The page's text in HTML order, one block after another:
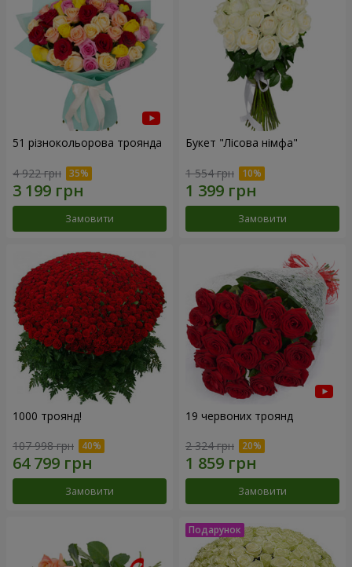
51 різнокольорова троянда
4 922 грн
Замовити
Букет "Лісова німфа"
1 554 грн
Замовити
1000 троянд!
107 998 грн
Замовити
19 червоних троянд
2 324 грн
Замовити